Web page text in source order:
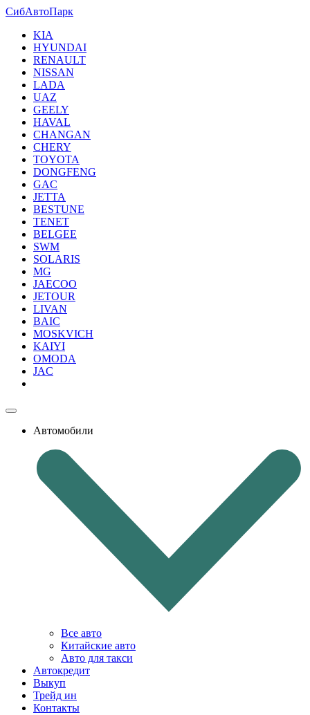
СибАвтоПарк
KIA
HYUNDAI
RENAULT
NISSAN
LADA
UAZ
GEELY
HAVAL
CHANGAN
CHERY
TOYOTA
DONGFENG
GAC
JETTA
BESTUNE
TENET
BELGEE
SWM
SOLARIS
MG
JAECOO
JETOUR
LIVAN
BAIC
MOSKVICH
KAIYI
OMODA
JAC
Автомобили
Все авто
Китайские авто
Авто для такси
Автокредит
Выкуп
Трейд ин
Контакты